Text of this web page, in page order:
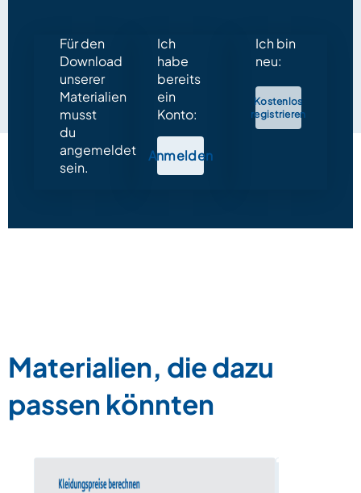
Für den
Download
unserer
Materialien
musst
du
angemeldet
sein.
Ich
habe
bereits
ein
Konto:
Anmelden
Ich bin
neu:
Kostenlos
registrieren
Materialien, die dazu
passen könnten